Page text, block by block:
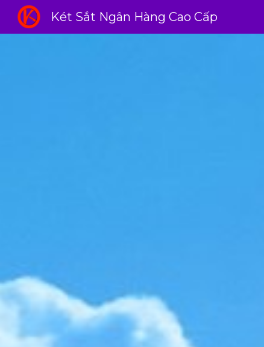
Két Sắt Ngân Hàng Cao Cấp